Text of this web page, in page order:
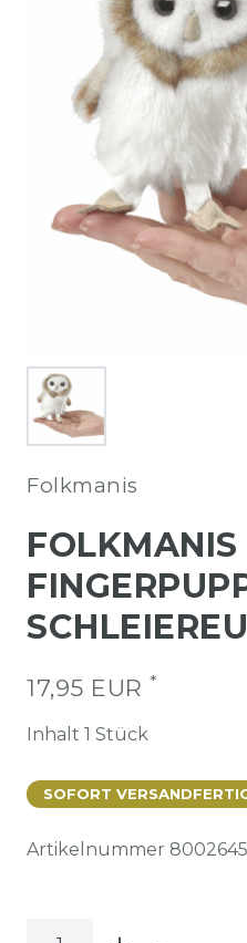
Folkmanis
FOLKMANIS
17,95 EUR *
Inhalt 1 Stück
SOFORT
Artikelnummer 8002645